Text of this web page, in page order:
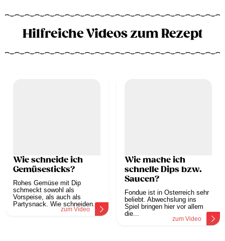
Hilfreiche Videos zum Rezept
Wie schneide ich
Gemüsesticks?
Rohes Gemüse mit Dip
schmeckt sowohl als
Vorspeise, als auch als
Partysnack. Wie schneiden...
zum Video
Wie mache ich
schnelle Dips bzw.
Saucen?
Fondue ist in Österreich sehr
beliebt. Abwechslung ins
Spiel bringen hier vor allem
die...
zum Video